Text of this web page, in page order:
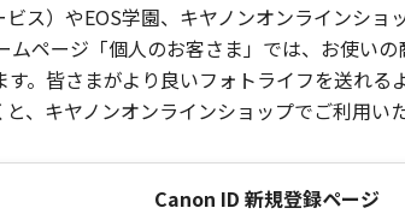
ス）やEOS学園、キヤノンオンラインシ
ページ「個人のお客さま」では、お使い
。皆さまがより良いフォトライフを送れ
、キヤノンオンラインショップでご利用い
Canon ID 新規登録ページ